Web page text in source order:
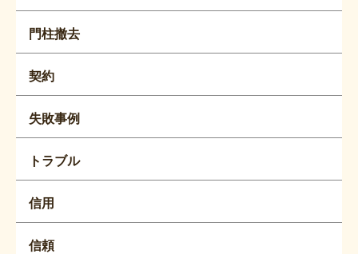
門柱撤去
契約
失敗事例
トラブル
信用
信頼